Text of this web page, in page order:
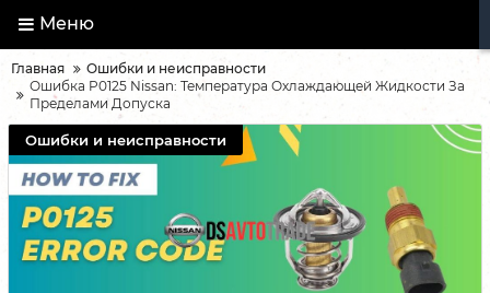
Меню
Главная
Ошибки и неисправности
Ошибка P0125 Nissan: Температура Охлаждающей Жидкости За
Пределами Допуска
Ошибки и неисправности